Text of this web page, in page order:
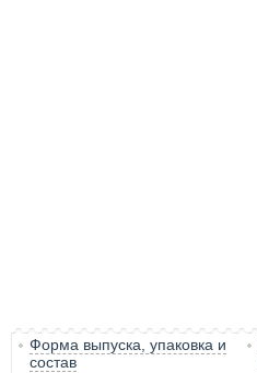
Форма выпуска, упаковка и
состав